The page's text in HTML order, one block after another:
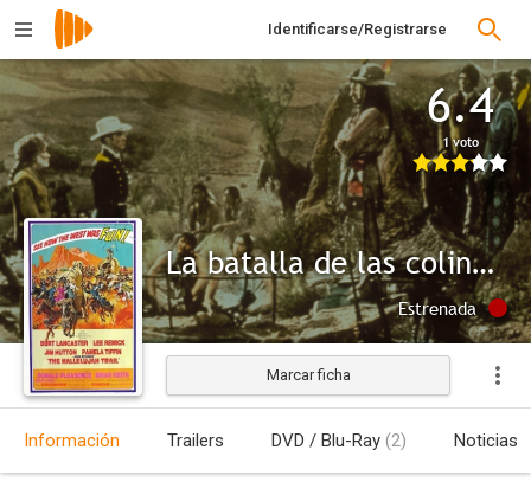
Identificarse/Registrarse
6.4
1 voto
La batalla de las colinas del whisky
Estrenada
Marcar ficha
Información Trailers DVD / Blu-Ray (2) Noticias